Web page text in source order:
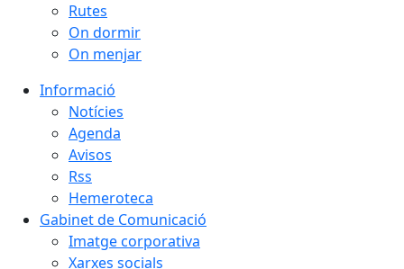
Rutes
On dormir
On menjar
Informació
Notícies
Agenda
Avisos
Rss
Hemeroteca
Gabinet de Comunicació
Imatge corporativa
Xarxes socials